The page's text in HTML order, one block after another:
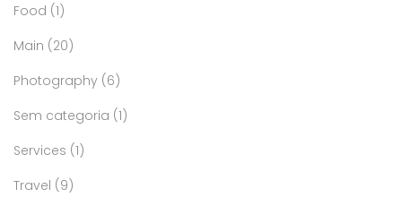
Food (1)
Main (20)
Photography (6)
Sem categoria (1)
Services (1)
Travel (9)